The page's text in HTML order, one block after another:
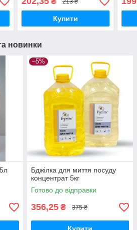
213 ₴
Купити
новинки
–5%
Бджілка для миття посуду
концентрат 5кг
Готово до відправки
356,25 ₴ 375 ₴